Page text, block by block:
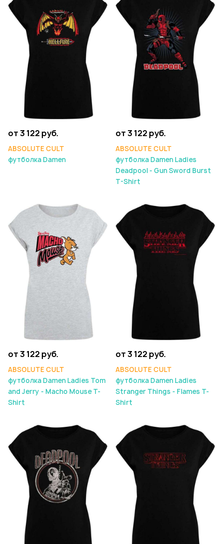
от 3 122 руб.
ABSOLUTE CULT
футболка Damen
от 3 122 руб.
ABSOLUTE CULT
футболка Damen Ladies
Deadpool - Gun Sword Burst
T-Shirt
от 3 122 руб.
ABSOLUTE CULT
футболка Damen Ladies Tom
and Jerry - Macho Mouse T-
Shirt
от 3 122 руб.
ABSOLUTE CULT
футболка Damen Ladies
Stranger Things - Flames T-
Shirt